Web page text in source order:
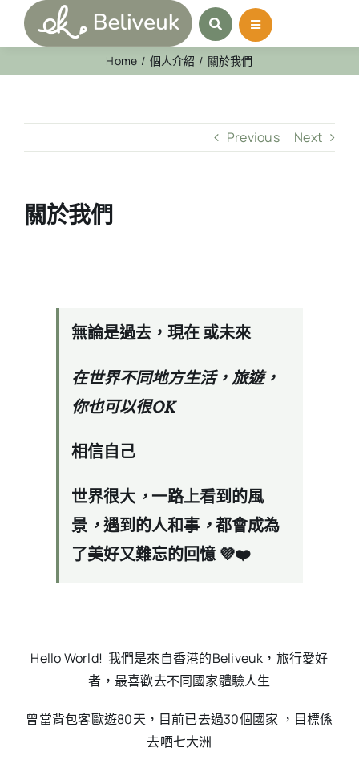
Home 個人介紹 關於我們
Previous Next
關於我們
無論是過去，現在 或未來
在世界不同地方生活，旅遊，
你也可以很OK
相信自己
世界很大，一路上看到的風
景，遇到的人和事，都會成為
了美好又難忘的回憶 💜❤️
Hello World! 我們是來自香港的Beliveuk，旅行愛好
者，最喜歡去不同國家體驗人生
曾當背包客歐遊80天，目前已去過30個國家 ，目標係
去哂七大洲